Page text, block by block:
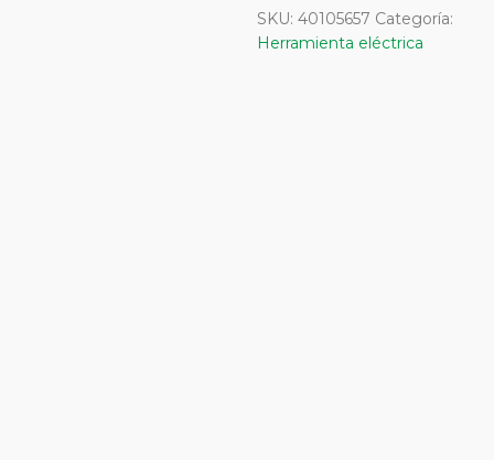
G
80
SKU: 40105657 Categoría:
Herramienta eléctrica